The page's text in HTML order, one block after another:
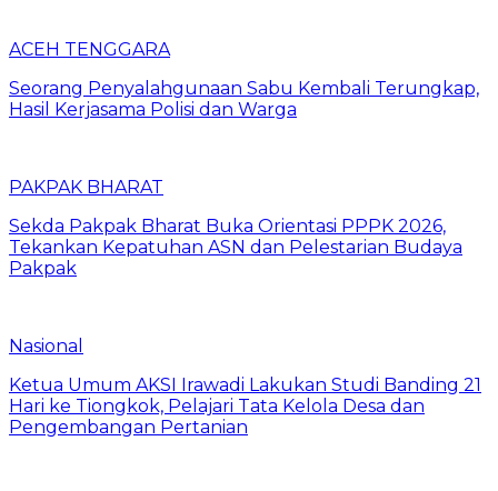
ACEH TENGGARA
Seorang Penyalahgunaan Sabu Kembali Terungkap,
Hasil Kerjasama Polisi dan Warga
PAKPAK BHARAT
Sekda Pakpak Bharat Buka Orientasi PPPK 2026,
Tekankan Kepatuhan ASN dan Pelestarian Budaya
Pakpak
Nasional
Ketua Umum AKSI Irawadi Lakukan Studi Banding 21
Hari ke Tiongkok, Pelajari Tata Kelola Desa dan
Pengembangan Pertanian